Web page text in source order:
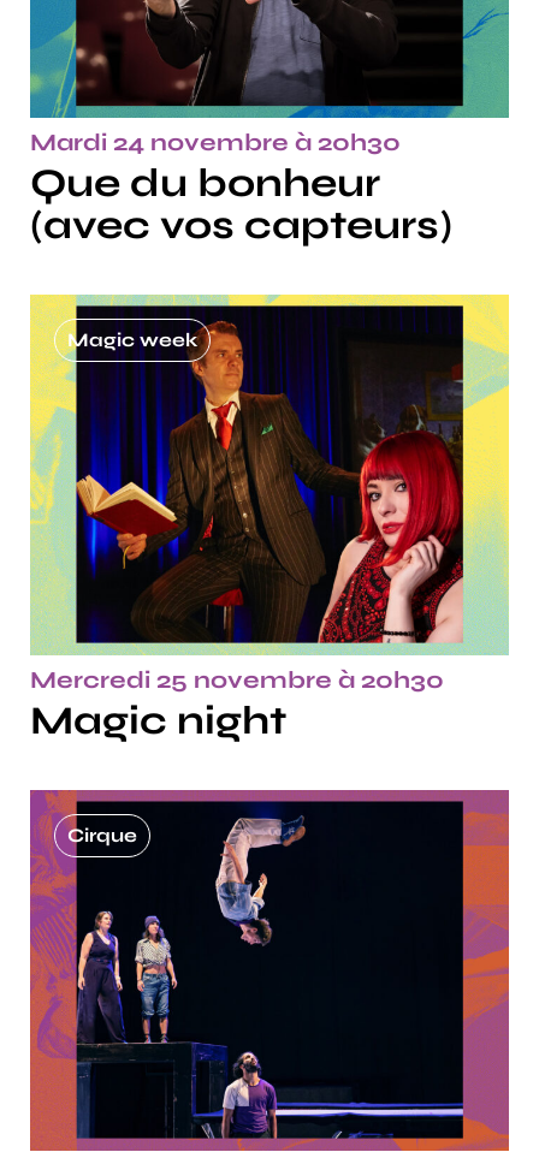
Mardi 24 novembre à 20h30
Que du bonheur
(avec vos capteurs)
Magic week
Mercredi 25 novembre à 20h30
Magic night
Cirque